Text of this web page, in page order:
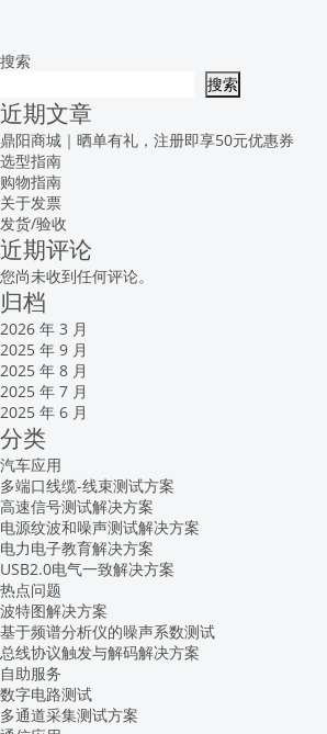
搜索
搜索
近期文章
鼎阳商城｜晒单有礼，注册即享50元优惠券
选型指南
购物指南
关于发票
发货/验收
近期评论
您尚未收到任何评论。
归档
2026 年 3 月
2025 年 9 月
2025 年 8 月
2025 年 7 月
2025 年 6 月
分类
汽车应用
多端口线缆-线束测试方案
高速信号测试解决方案
电源纹波和噪声测试解决方案
电力电子教育解决方案
USB2.0电气一致解决方案
热点问题
波特图解决方案
基于频谱分析仪的噪声系数测试
总线协议触发与解码解决方案
自助服务
数字电路测试
多通道采集测试方案